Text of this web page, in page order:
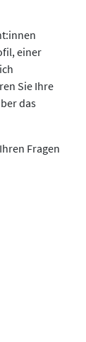
einer
Sie Ihre
das
Fragen